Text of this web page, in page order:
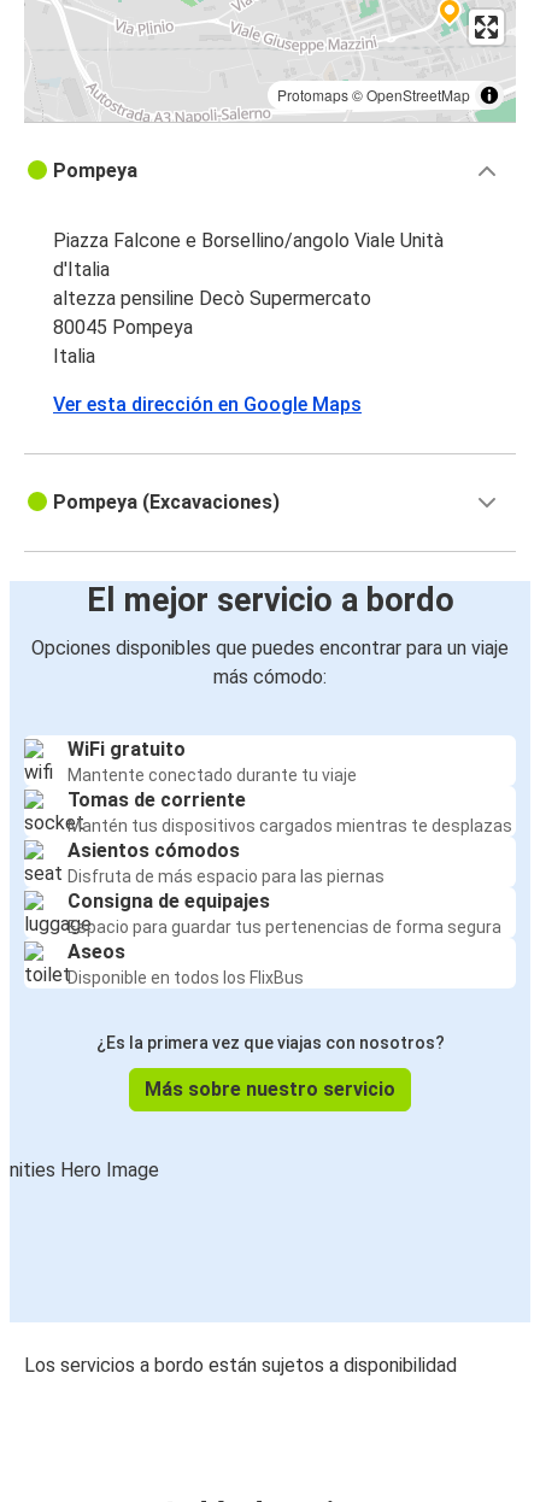
Protomaps©OpenStreetMap
Pompeya
Piazza Falcone e Borsellino/angolo Viale Unità
d'Italia
altezza pensiline Decò Supermercato
80045 Pompeya
Italia
Ver esta dirección en Google Maps
Pompeya (Excavaciones)
El mejor servicio a bordo
Opciones disponibles que puedes encontrar para un viaje
más cómodo:
WiFi gratuito
Mantente conectado durante tu viaje
Tomas de corriente
Mantén tus dispositivos cargados mientras te desplazas
Asientos cómodos
Disfruta de más espacio para las piernas
Consigna de equipajes
Espacio para guardar tus pertenencias de forma segura
Aseos
Disponible en todos los FlixBus
¿Es la primera vez que viajas con nosotros?
Más sobre nuestro servicio
Los servicios a bordo están sujetos a disponibilidad